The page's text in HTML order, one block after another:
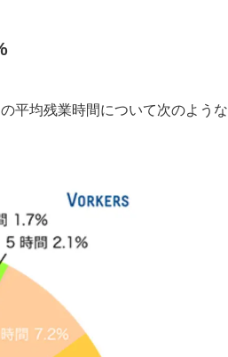
平均残業時間について次のような